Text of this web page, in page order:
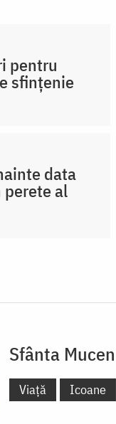
pentru
sfințenie
data
al
Sfânta
Viață Icoane